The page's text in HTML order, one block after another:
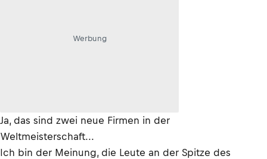
Werbung
Ja, das sind zwei neue Firmen in der
Weltmeisterschaft...
Ich bin der Meinung, die Leute an der Spitze des